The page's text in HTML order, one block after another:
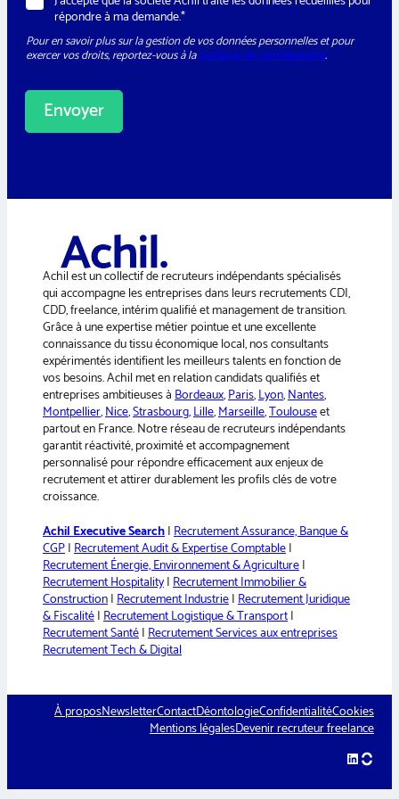
e
t
t
r
G
D
*
répondre à ma demande.*
Pour en savoir plus sur la gestion de vos données personnelles et pour
exercer vos droits, reportez-vous à lapolitique de confidentialité.
Envoyer
e
Achil est un collectif de recruteurs indépendants spécialisés
qui accompagne les entreprises dans leurs recrutements CDI,
CDD, freelance, intérim qualifié et management de transition.
Grâce à une expertise métier pointue et une excellente
connaissance du tissu économique local, nos consultants
expérimentés identifient les meilleurs talents en fonction de
vos besoins. Achil met en relation candidats qualifiés et
entreprises ambitieuses àBordeaux,Paris,Lyon,Nantes,
Montpellier,Nice,Strasbourg,Lille,Marseille,Toulouseet
partout en France. Notre réseau de recruteurs indépendants
garantit réactivité, proximité et accompagnement
personnalisé pour répondre efficacement aux enjeux de
recrutement et attirer durablement les profils clés de votre
croissance.
Achil Executive Search|Recrutement Assurance, Banque &
CGP|Recrutement Audit & Expertise Comptable|
Recrutement Énergie, Environnement & Agriculture|
Recrutement Hospitality|Recrutement Immobilier &
Construction|Recrutement Industrie|Recrutement Juridique
& Fiscalité|Recrutement Logistique & Transport|
Recrutement Santé|Recrutement Services aux entreprises
Recrutement Tech & Digital
À proposNewsletterContactDéontologieConfidentialitéCookies
Mentions légalesDevenir recruteur freelance
LinkedIn